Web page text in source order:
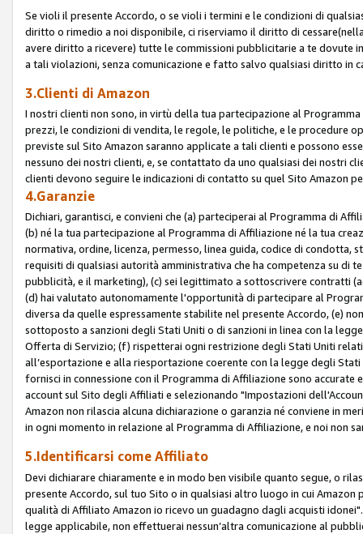
Se violi il presente Accordo, o se violi i termini e le condizioni di
diritto o rimedio a noi disponibile, ci riserviamo il diritto di
avere diritto a ricevere) tutte le commissioni pubblicitarie a te dovute
a tali violazioni, senza comunicazione e fatto salvo qualsiasi diritto in
3.Clienti di Amazon
I nostri clienti non sono, in virtù della tua partecipazione al
prezzi, le condizioni di vendita, le regole, le politiche, e le procedure
previste sul Sito Amazon saranno applicate a tali clienti e possono
nessuno dei nostri clienti, e, se contattato da uno qualsiasi dei nostri
clienti devono seguire le indicazioni di contatto su quel Sito Amazon
4.Garanzie
Dichiari, garantisci, e convieni che (a) parteciperai al Programma di
(b) né la tua partecipazione al Programma di Affiliazione né la tua
normativa, ordine, licenza, permesso, linea guida, codice di
requisiti di qualsiasi autorità amministrativa che ha competenza su di
pubblicità, e il marketing), (c) sei legittimato a sottoscrivere contratti
(d) hai valutato autonomamente l'opportunità di partecipare al
diversa da quelle espressamente stabilite nel presente Accordo, (e)
sottoposto a sanzioni degli Stati Uniti o di sanzioni in linea con la
Offerta di Servizio; (f) rispetterai ogni restrizione degli Stati Uniti
all’esportazione e alla riesportazione coerente con la legge degli
fornisci in connessione con il Programma di Affiliazione sono
account sul Sito degli Affiliati e selezionando "Impostazioni
Amazon non rilascia alcuna dichiarazione o garanzia né conviene in
in ogni momento in relazione al Programma di Affiliazione, e noi non
5.Identificarsi come Affiliato
Devi dichiarare chiaramente e in modo ben visibile quanto segue, o
presente Accordo, sul tuo Sito o in qualsiasi altro luogo in cui
qualità di Affiliato Amazon io ricevo un guadagno dagli acquisti
legge applicabile, non effettuerai nessun’altra comunicazione al